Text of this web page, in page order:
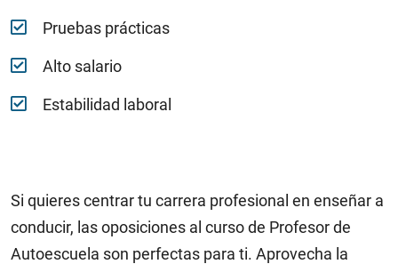
Pruebas prácticas
Alto salario
Estabilidad laboral
Si quieres centrar tu carrera profesional en enseñar a
conducir, las oposiciones al curso de Profesor de
Autoescuela son perfectas para ti. Aprovecha la